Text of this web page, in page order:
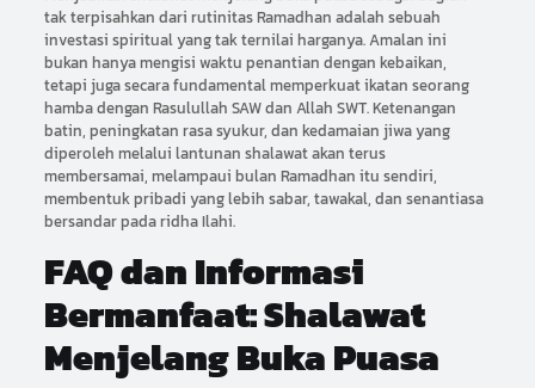
tak terpisahkan dari rutinitas Ramadhan adalah sebuah
investasi spiritual yang tak ternilai harganya. Amalan ini
bukan hanya mengisi waktu penantian dengan kebaikan,
tetapi juga secara fundamental memperkuat ikatan seorang
hamba dengan Rasulullah SAW dan Allah SWT. Ketenangan
batin, peningkatan rasa syukur, dan kedamaian jiwa yang
diperoleh melalui lantunan shalawat akan terus
membersamai, melampaui bulan Ramadhan itu sendiri,
membentuk pribadi yang lebih sabar, tawakal, dan senantiasa
bersandar pada ridha Ilahi.
FAQ dan Informasi
Bermanfaat: Shalawat
Menjelang Buka Puasa